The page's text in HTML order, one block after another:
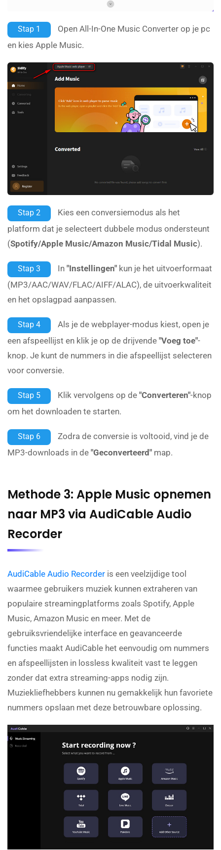
Stap 1
Open All-In-One Music Converter op je pc
en kies Apple Music.
Stap 2
Kies een conversiemodus als het
platform dat je selecteert dubbele modus ondersteunt
(Spotify/Apple Music/Amazon Music/Tidal Music).
Stap 3 In "Instellingen" kun je het uitvoerformaat
(MP3/AAC/WAV/FLAC/AIFF/ALAC), de uitvoerkwaliteit
en het opslagpad aanpassen.
Stap 4
Als je de webplayer-modus kiest, open je
een afspeellijst en klik je op de drijvende "Voeg toe"-
knop. Je kunt de nummers in die afspeellijst selecteren
voor conversie.
Stap 5 Klik vervolgens op de "Converteren"-knop
om het downloaden te starten.
Stap 6
Zodra de conversie is voltooid, vind je de
MP3-downloads in de "Geconverteerd" map.
Methode 3: Apple Music opnemen
naar MP3 via AudiCable Audio
Recorder
AudiCable Audio Recorder is een veelzijdige tool
waarmee gebruikers muziek kunnen extraheren van
populaire streamingplatforms zoals Spotify, Apple
Music, Amazon Music en meer. Met de
gebruiksvriendelijke interface en geavanceerde
functies maakt AudiCable het eenvoudig om nummers
en afspeellijsten in lossless kwaliteit vast te leggen
zonder dat extra streaming-apps nodig zijn.
Muziekliefhebbers kunnen nu gemakkelijk hun favoriete
nummers opslaan met deze betrouwbare oplossing.